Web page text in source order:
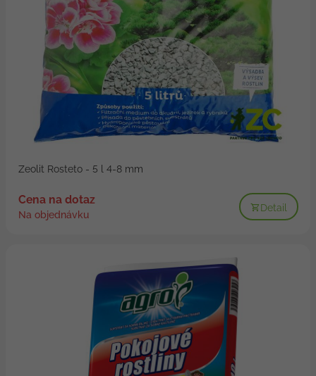
Zeolit Rosteto - 5 l 4-8 mm
Cena na dotaz
Na objednávku
Detail